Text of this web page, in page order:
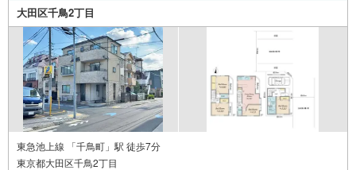
す！年間8000棟以上の限定物件を発表しているオープンハ
ウスだから出会える物件が多数ございます。ぜひお気軽に
ご連絡・ご相談ください！※限定物件:当社のみ、もしくは
当社を含めた数社でのみご紹介可能なオープンハウス・デ
ィベロップメントの物件
大田区千鳥2丁目
東急池上線 「千鳥町」駅 徒歩7分
東京都大田区千鳥2丁目